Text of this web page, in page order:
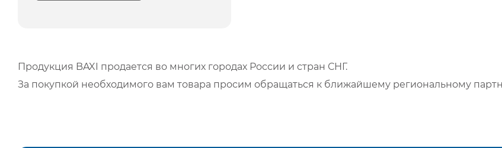
Продукция BAXI продается во многих городах России и стран СНГ.
За покупкой необходимого вам товара просим обращаться к ближайшему региональному